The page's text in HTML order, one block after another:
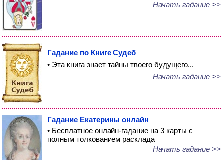
Начать гадание >>
Гадание по Книге Судеб
• Эта книга знает тайны твоего будущего...
Начать гадание >>
Гадание Екатерины онлайн
• Бесплатное онлайн-гадание на 3 карты с
полным толкованием расклада
Начать гадание >>